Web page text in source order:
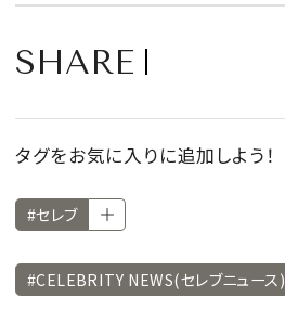
SHARE
タグをお気に入りに追加しよう！
#セレブ
#CELEBRITY NEWS(セレブニュース)